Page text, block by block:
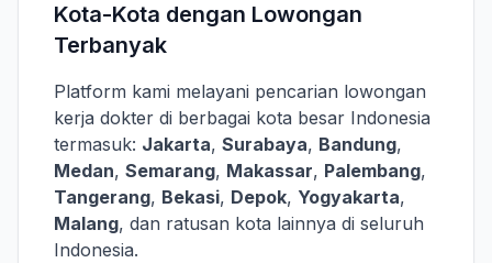
Kota-Kota dengan Lowongan
Terbanyak
Platform kami melayani pencarian lowongan
kerja dokter di berbagai kota besar Indonesia
termasuk: Jakarta, Surabaya, Bandung,
Medan, Semarang, Makassar, Palembang,
Tangerang, Bekasi, Depok, Yogyakarta,
Malang, dan ratusan kota lainnya di seluruh
Indonesia.